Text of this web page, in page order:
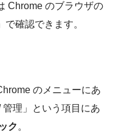
Chrome のブラウザの
で確認できます。
のメニューにあ
理」という項目にあ
ク。